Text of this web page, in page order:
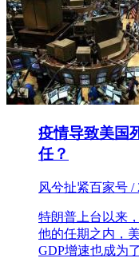
疫情导致美国
任？
风兮扯紧百家号 /
特朗普上台以来
他的任期之内，
GDP增速也成为